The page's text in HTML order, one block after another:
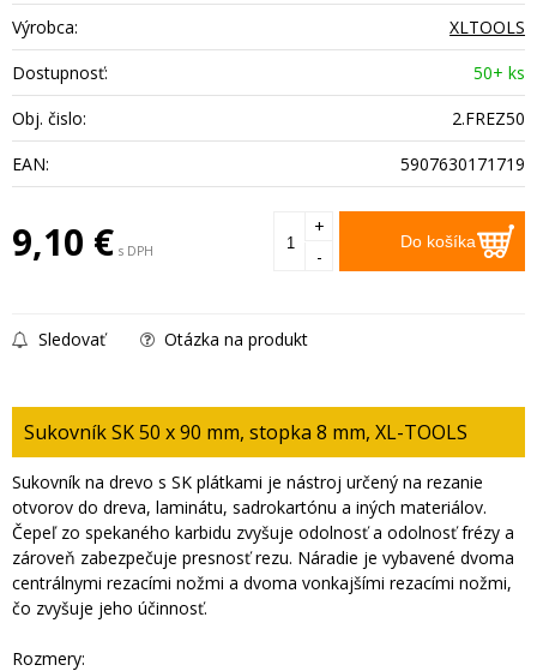
Výrobca:
XLTOOLS
Dostupnosť:
50+ ks
Obj. čislo:
2.FREZ50
EAN:
5907630171719
9,10 € s DPH Do košíka
+
-
Sledovať Otázka na produkt
Sukovník SK 50 x 90 mm, stopka 8 mm, XL-TOOLS
Sukovník na drevo s SK plátkami je nástroj určený na rezanie
otvorov do dreva, laminátu, sadrokartónu a iných materiálov.
Čepeľ zo spekaného karbidu zvyšuje odolnosť a odolnosť frézy a
zároveň zabezpečuje presnosť rezu. Náradie je vybavené dvoma
centrálnymi rezacími nožmi a dvoma vonkajšími rezacími nožmi,
čo zvyšuje jeho účinnosť.
Rozmery: